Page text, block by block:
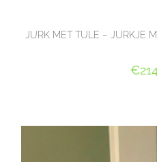
JURK MET TULE – JURKJE
€